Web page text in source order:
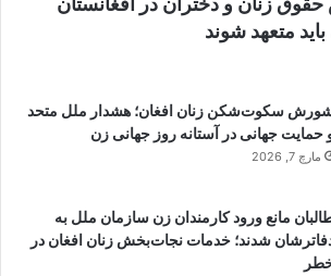
باید متعهد شوند
سکوت‌شکن زنان افغان؛ هشدار ملل متحد
حمایت جهانی در آستانه روز جهانی زن
مارچ 7, 2026
مانع ورود کارمندان زن سازمان ملل به
شدند؛ خدمات نجات‌بخش زنان افغان در